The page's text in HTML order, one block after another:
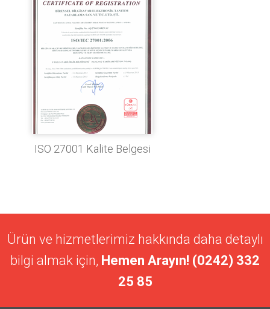
ISO 27001 Kalite Belgesi
Ürün ve hizmetlerimiz hakkında daha detaylı
bilgi almak için, Hemen Arayın! (0242) 332
25 85